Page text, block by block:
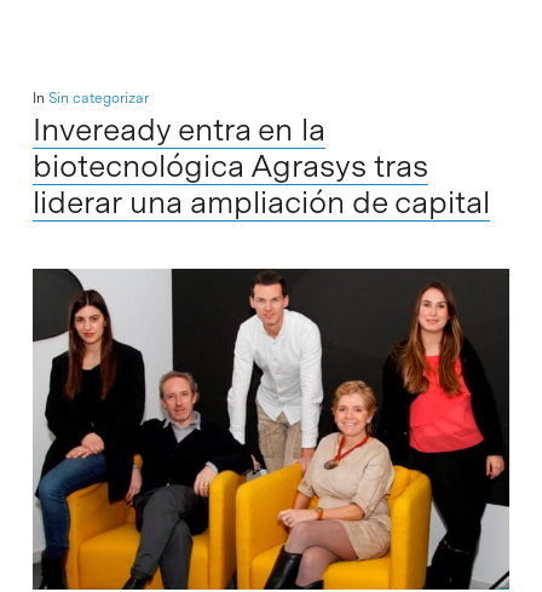
In Sin categorizar
Inveready entra en la
biotecnológica Agrasys tras
liderar una ampliación de capital